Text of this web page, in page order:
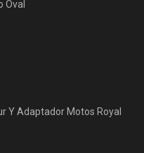
Oval
Y Adaptador Motos Royal